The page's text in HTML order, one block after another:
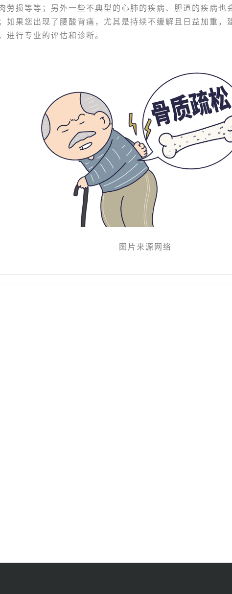
劳损等等；另外一些不典型的心肺的疾病、胆道的疾病也
如果您出现了腰酸背痛，尤其是持续不缓解且日益加重，
进行专业的评估和诊断。
图片来源网络